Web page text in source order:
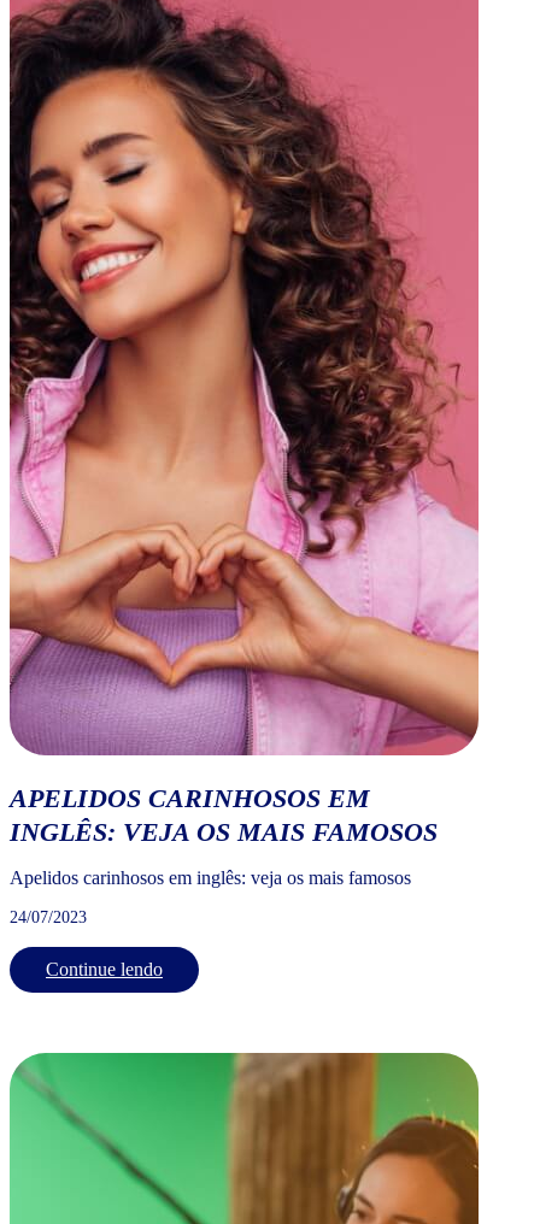
APELIDOS CARINHOSOS EM
INGLÊS: VEJA OS MAIS FAMOSOS
Apelidos carinhosos em inglês: veja os mais famosos
24/07/2023
Continue lendo